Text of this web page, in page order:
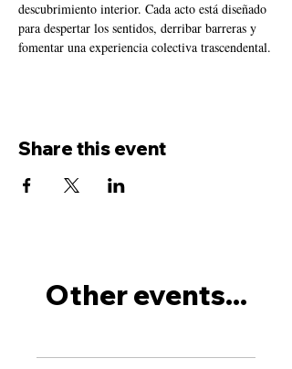
descubrimiento interior. Cada acto está diseñado
para despertar los sentidos, derribar barreras y
fomentar una experiencia colectiva trascendental.
Share this event
Other events...